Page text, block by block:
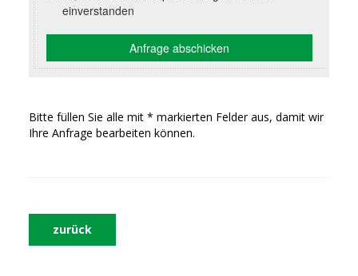
Bitte füllen Sie alle mit * markierten Felder aus, damit wir
Ihre Anfrage bearbeiten können.
zurück